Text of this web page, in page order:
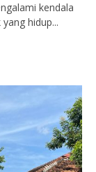
kendala
hidup...